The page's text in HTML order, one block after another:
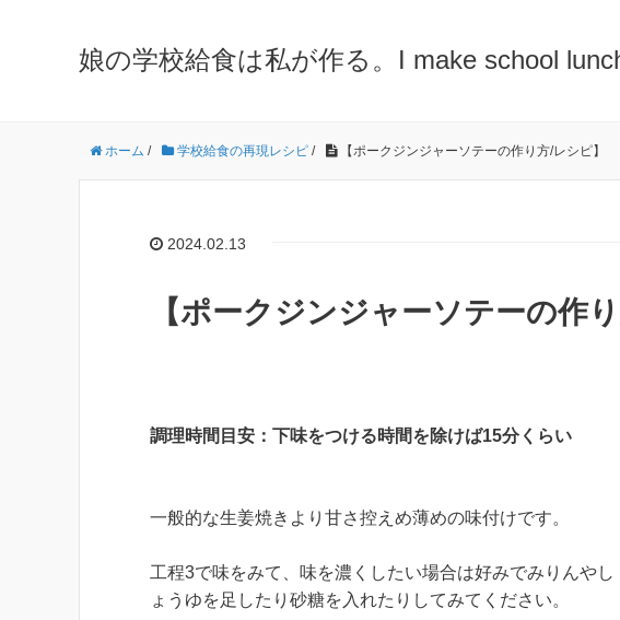
娘の学校給食は私が作る。I make school
ホーム / 学校給食の再現レシピ / 【ポークジンジャーソテーの作り方/レシピ】
2024.02.13
【ポークジンジャーソテーの作
調理時間目安：下味をつける時間を除けば15分くらい
一般的な生姜焼きより甘さ控えめ薄めの味付けです。
工程3で味をみて、味を濃くしたい場合は好みでみりんやし
ょうゆを足したり砂糖を入れたりしてみてください。